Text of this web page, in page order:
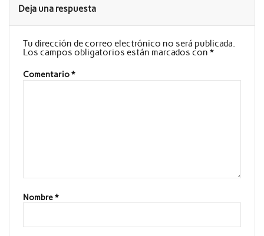
Deja una respuesta
Tu dirección de correo electrónico no será publicada.
Los campos obligatorios están marcados con *
Comentario*
Nombre*